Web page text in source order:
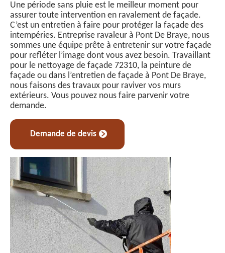
Une période sans pluie est le meilleur moment pour
assurer toute intervention en ravalement de façade.
C’est un entretien à faire pour protéger la façade des
intempéries. Entreprise ravaleur à Pont De Braye, nous
sommes une équipe prête à entretenir sur votre façade
pour refléter l’image dont vous avez besoin. Travaillant
pour le nettoyage de façade 72310, la peinture de
façade ou dans l’entretien de façade à Pont De Braye,
nous faisons des travaux pour raviver vos murs
extérieurs. Vous pouvez nous faire parvenir votre
demande.
Demande de devis